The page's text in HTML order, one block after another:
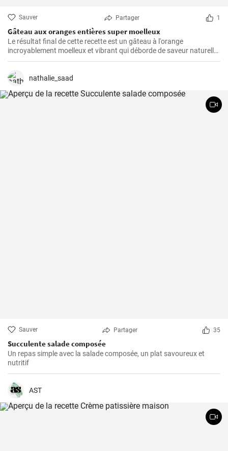
Sauver Partager 1
Gâteau aux oranges entières super moelleux
Le résultat final de cette recette est un gâteau à l'orange
incroyablement moelleux et vibrant qui déborde de saveur naturelle
d'agrumes.
nathalie_saad
Sauver Partager 35
Succulente salade composée
Un repas simple avec la salade composée, un plat savoureux et
nutritif
AST